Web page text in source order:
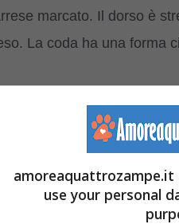
marcato. Il dorso è
La coda ha una forma
ed avambraccio
e metatarsi corti. I
use your personal